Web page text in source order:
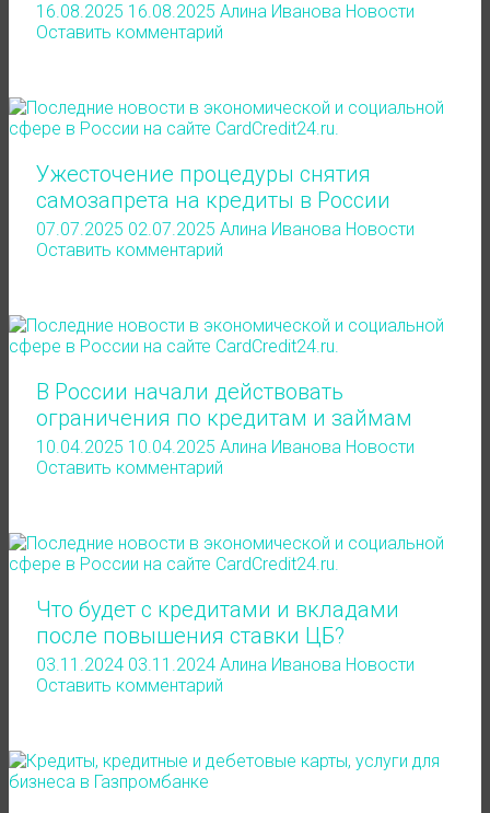
16.08.2025 16.08.2025 Алина Иванова Новости
Оставить комментарий
Ужесточение процедуры снятия
самозапрета на кредиты в России
07.07.2025 02.07.2025 Алина Иванова Новости
Оставить комментарий
В России начали действовать
ограничения по кредитам и займам
10.04.2025 10.04.2025 Алина Иванова Новости
Оставить комментарий
Что будет с кредитами и вкладами
после повышения ставки ЦБ?
03.11.2024 03.11.2024 Алина Иванова Новости
Оставить комментарий